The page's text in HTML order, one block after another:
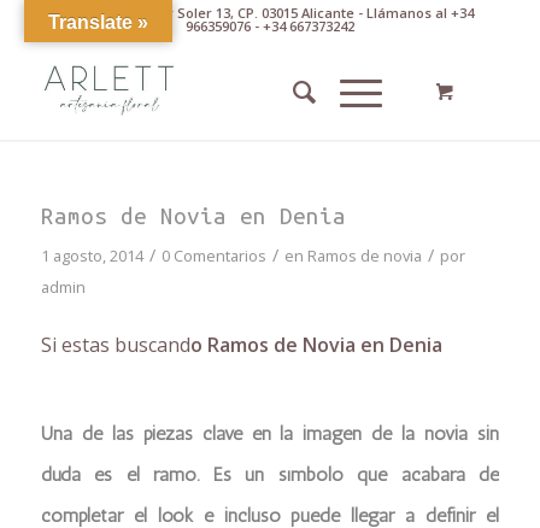
Av. Pintor Xavier Soler 13, CP. 03015 Alicante - Llámanos al +34
966359076 - +34 667373242
Ramos de Novia en Denia
1 agosto, 2014 / 0 Comentarios / en Ramos de novia / por
admin
Si estas buscando Ramos de Novia en Denia
Una de las piezas clave en la imagen de la novia sin
duda es el ramo. Es un símbolo que acabará de
completar el look e incluso puede llegar a definir el
Translate »